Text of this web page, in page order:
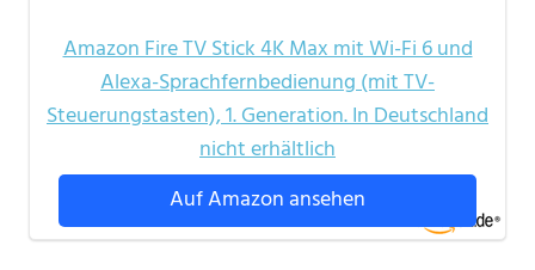
Amazon Fire TV Stick 4K Max mit Wi-Fi 6 und
Alexa-Sprachfernbedienung (mit TV-
Steuerungstasten), 1. Generation. In Deutschland
nicht erhältlich
Auf Amazon ansehen